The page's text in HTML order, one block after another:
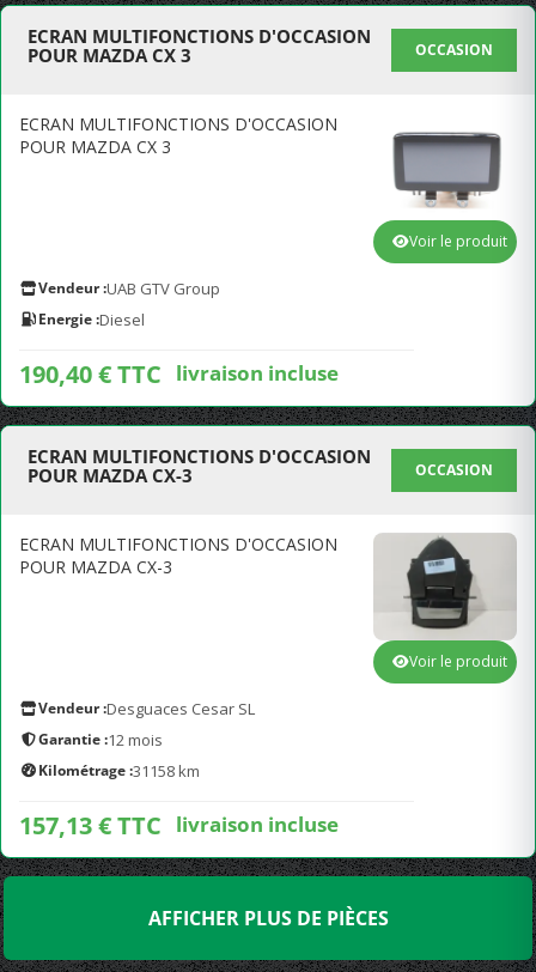
ECRAN MULTIFONCTIONS D'OCCASION
POUR MAZDA CX 3
OCCASION
ECRAN MULTIFONCTIONS D'OCCASION
POUR MAZDA CX 3
Vendeur :UAB GTV Group
Energie :Diesel
190,40 € TTC livraison incluse
Voir le produit
ECRAN MULTIFONCTIONS D'OCCASION
POUR MAZDA CX-3
OCCASION
ECRAN MULTIFONCTIONS D'OCCASION
POUR MAZDA CX-3
Vendeur :Desguaces Cesar SL
Garantie :12 mois
Kilométrage :31158 km
157,13 € TTC livraison incluse
Voir le produit
AFFICHER PLUS DE PIÈCES